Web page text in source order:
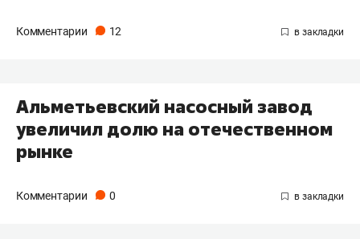
Комментарии 12
Альметьевский насосный завод
увеличил долю на отечественном
рынке
Комментарии 0